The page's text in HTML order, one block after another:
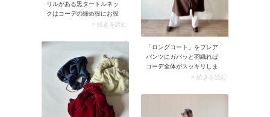
肌見せすることで、ヘルシ
ーでシャレたスタイルに決
まります。
リルがある黒タートルネッ
クはコーデの締め役にお役
立ち。例えばニュアンスカ
るとぼんやり見えが気にな
ネックをインナーに仕込む
だけで全体がきゅっと引き
締まります。コントラスト
が生まれることでメリハリ
が加わり、洗練された印象
に。さらに重ね着から奥行
> 続きを読む
「ロングコート」をフレア
パンツにガバッと羽織れば
コーデ全体がスッキリしま
す。コートからフレアパン
を強調。大人っぽくてスマ
> 続きを読む